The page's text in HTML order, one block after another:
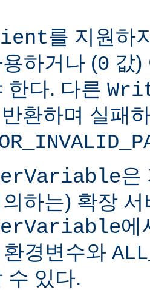
를 지원하
하거나 (0 값)
한다. 다른
환하며 실패
은
하는) 확장
에
경변수와
수 있다.